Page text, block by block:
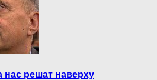
нас решат наверху